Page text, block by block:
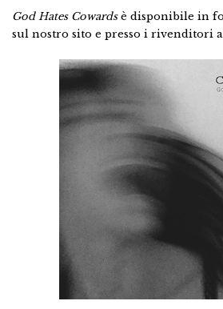
God Hates Cowardsè disponibile in
sul nostro sito e presso i rivenditori